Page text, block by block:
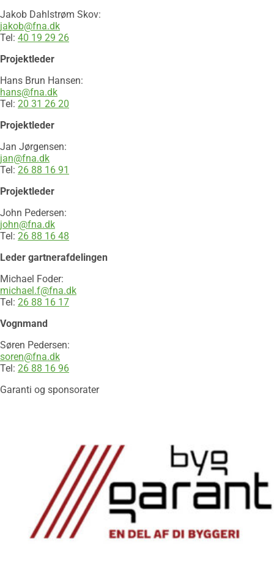
Jakob Dahlstrøm Skov:
jakob@fna.dk
Tel: 40 19 29 26​
Projektleder
Hans Brun Hansen:
hans@fna.dk
Tel: 20 31 26 20​​
Projektleder
Jan Jørgensen:
jan@fna.dk
Tel: 26 88 16 91​​
Projektleder
​John Pedersen:
john@fna.dk
Tel: 26 88 16 48
Leder gartnerafdelingen
Michael Foder:
michael.f@fna.dk
Tel: 26 88 16 17
Vognmand
Søren Pedersen:
soren@fna.dk
Tel: 26 88 16 96
Garanti og sponsorater